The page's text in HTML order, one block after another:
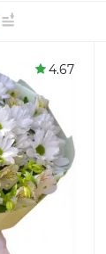
4.67